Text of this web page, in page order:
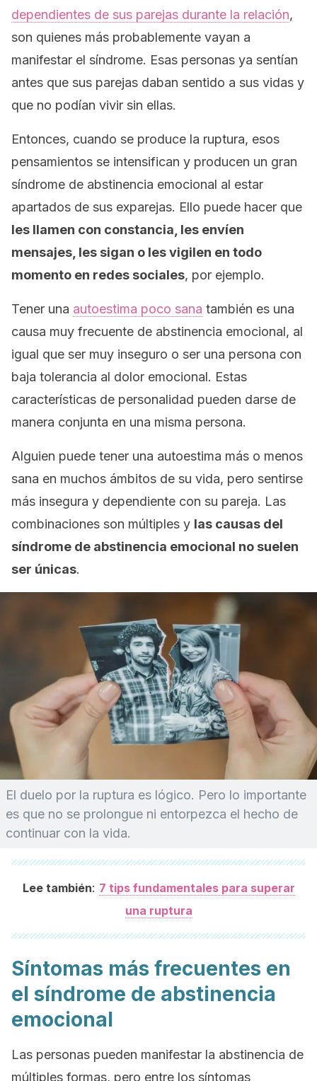
dependientes de sus parejas durante la relación,
son quienes más probablemente vayan a
manifestar el síndrome. Esas personas ya sentían
antes que sus parejas daban sentido a sus vidas y
que no podían vivir sin ellas.
Entonces, cuando se produce la ruptura, esos
pensamientos se intensifican y producen un gran
síndrome de abstinencia emocional al estar
apartados de sus exparejas. Ello puede hacer que
les llamen con constancia, les envíen
mensajes, les sigan o les vigilen en todo
momento en redes sociales, por ejemplo.
Tener una autoestima poco sana también es una
causa muy frecuente de abstinencia emocional, al
igual que ser muy inseguro o ser una persona con
baja tolerancia al dolor emocional. Estas
características de personalidad pueden darse de
manera conjunta en una misma persona.
Alguien puede tener una autoestima más o menos
sana en muchos ámbitos de su vida, pero sentirse
más insegura y dependiente con su pareja. Las
combinaciones son múltiples y las causas del
síndrome de abstinencia emocional no suelen
ser únicas.
El duelo por la ruptura es lógico. Pero lo importante
es que no se prolongue ni entorpezca el hecho de
continuar con la vida.
Lee también: 7 tips fundamentales para superar
una ruptura
Síntomas más frecuentes en
el síndrome de abstinencia
emocional
Las personas pueden manifestar la abstinencia de
múltiples formas, pero entre los síntomas